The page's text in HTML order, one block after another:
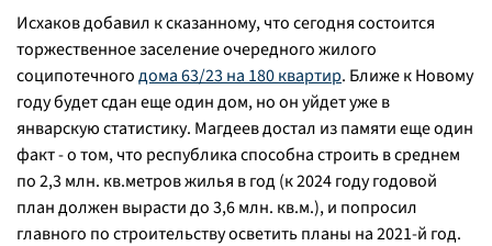
Исхаков добавил к сказанному, что сегодня состоится
торжественное заселение очередного жилого
соципотечногодома 63/23 на 180 квартир. Ближе к Новому
году будет сдан еще один дом, но он уйдет уже в
январскую статистику. Магдеев достал из памяти еще один
факт - о том, что республика способна строить в среднем
по 2,3 млн. кв.метров жилья в год (к 2024 году годовой
план должен вырасти до 3,6 млн. кв.м.), и попросил
главного по строительству осветить планы на 2021-й год.